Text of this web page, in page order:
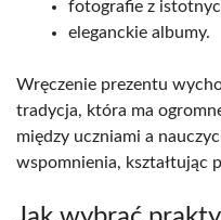
fotografie z
eleganckie albumy.
Wręczenie prezentu
tradycja, która ma
między uczniami a
wspomnienia, kształtując